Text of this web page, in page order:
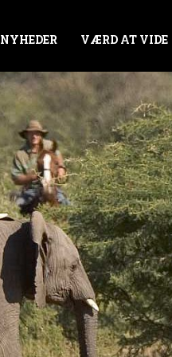
NYHEDER VÆRD AT VIDE